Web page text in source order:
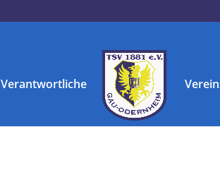
Verantwortliche